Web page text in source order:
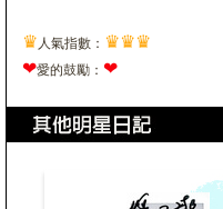
♛ 人氣指數： ♛♛♛
❤愛的鼓勵： ❤